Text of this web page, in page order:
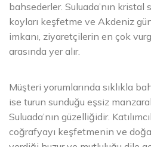
bahsederler. Suluada’nın kristal
koyları keşfetme ve Akdeniz
imkanı, ziyaretçilerin en çok
arasında yer alır.
Müşteri yorumlarında sıklıkla
ise turun sunduğu eşsiz
Suluada’nın güzelliğidir.
coğrafyayı keşfetmenin ve